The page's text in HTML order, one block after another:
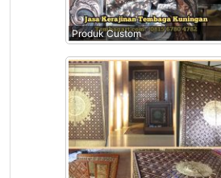
Produk Custom